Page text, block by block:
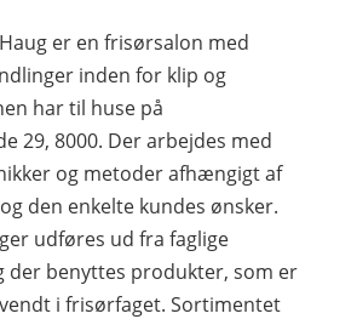
er en frisørsalon med
inden for klip og
har til huse på
29, 8000. Der arbejdes med
og metoder afhængigt af
den enkelte kundes ønsker.
udføres ud fra faglige
der benyttes produkter, som er
i frisørfaget. Sortimentet